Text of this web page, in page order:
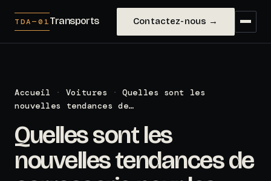
TDA—01Transports Contactez-nous →
Accueil · Voitures ·
Quelles sont les
nouvelles tendances de…
Quelles sont les
nouvelles tendances de